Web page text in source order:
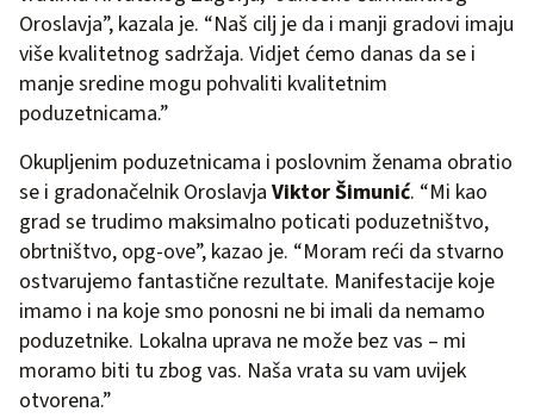
Oroslavja”, kazala je. “Naš cilj je da i manji gradovi imaju
više kvalitetnog sadržaja. Vidjet ćemo danas da se i
manje sredine mogu pohvaliti kvalitetnim
poduzetnicama.”
Okupljenim poduzetnicama i poslovnim ženama obratio
se i gradonačelnik Oroslavja Viktor Šimunić. “Mi kao
grad se trudimo maksimalno poticati poduzetništvo,
obrtništvo, opg-ove”, kazao je. “Moram reći da stvarno
ostvarujemo fantastične rezultate. Manifestacije koje
imamo i na koje smo ponosni ne bi imali da nemamo
poduzetnike. Lokalna uprava ne može bez vas – mi
moramo biti tu zbog vas. Naša vrata su vam uvijek
otvorena.”